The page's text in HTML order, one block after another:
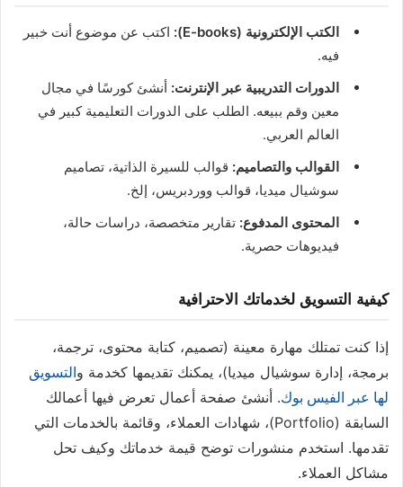
الكتب الإلكترونية (E-books):
اكتب عن موضوع أنت خبير
فيه.
الدورات التدريبية عبر الإنترنت: أنشئ كورسًا في مجال
معين وقم ببيعه. الطلب على الدورات التعليمية كبير في
العالم العربي.
القوالب والتصاميم: قوالب للسيرة الذاتية، تصاميم
سوشيال ميديا، قوالب ووردبريس، إلخ.
المحتوى المدفوع: تقارير متخصصة، دراسات حالة،
فيديوهات حصرية.
كيفية التسويق لخدماتك الاحترافية
إذا كنت تمتلك مهارة معينة (تصميم، كتابة محتوى، ترجمة،
برمجة، إدارة سوشيال ميديا)، يمكنك تقديمها كخدمة والتسويق
لها عبر الفيس بوك. أنشئ صفحة أعمال تعرض فيها أعمالك
السابقة (Portfolio)، شهادات العملاء، وقائمة بالخدمات التي
تقدمها. استخدم منشورات توضح قيمة خدماتك وكيف تحل
مشاكل العملاء.